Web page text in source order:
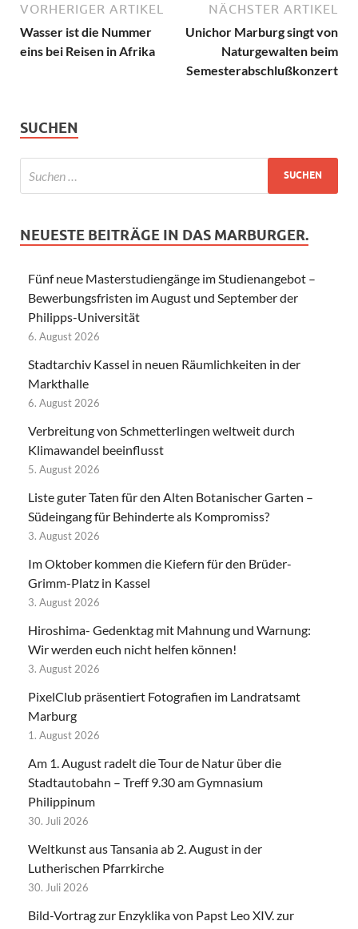
VORHERIGER ARTIKEL
Wasser ist die Nummer
eins bei Reisen in Afrika
NÄCHSTER ARTIKEL
Unichor Marburg singt von
Naturgewalten beim
Semesterabschlußkonzert
SUCHEN
NEUESTE BEITRÄGE IN DAS MARBURGER.
Fünf neue Masterstudiengänge im Studienangebot –
Bewerbungsfristen im August und September der
Philipps-Universität
6. August 2026
Stadtarchiv Kassel in neuen Räumlichkeiten in der
Markthalle
6. August 2026
Verbreitung von Schmetterlingen weltweit durch
Klimawandel beeinflusst
5. August 2026
Liste guter Taten für den Alten Botanischer Garten –
Südeingang für Behinderte als Kompromiss?
3. August 2026
Im Oktober kommen die Kiefern für den Brüder-
Grimm-Platz in Kassel
3. August 2026
Hiroshima- Gedenktag mit Mahnung und Warnung:
Wir werden euch nicht helfen können!
3. August 2026
PixelClub präsentiert Fotografien im Landratsamt
Marburg
1. August 2026
Am 1. August radelt die Tour de Natur über die
Stadtautobahn – Treff 9.30 am Gymnasium
Philippinum
30. Juli 2026
Weltkunst aus Tansania ab 2. August in der
Lutherischen Pfarrkirche
30. Juli 2026
Bild-Vortrag zur Enzyklika von Papst Leo XIV. zur